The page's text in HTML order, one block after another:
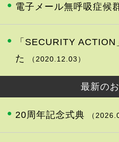
電子メール無呼吸症候
「SECURITY
た
（2020.12.03）
最新の
20周年記念式典 （